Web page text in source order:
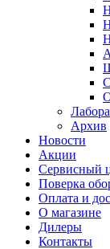
Архив
Новости
Акции
Сервисный
Поверка
Оплата и
О магазине
Дилеры
Контакты